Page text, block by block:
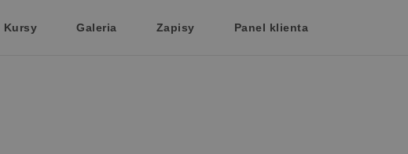
Kursy Galeria Zapisy Panel klienta